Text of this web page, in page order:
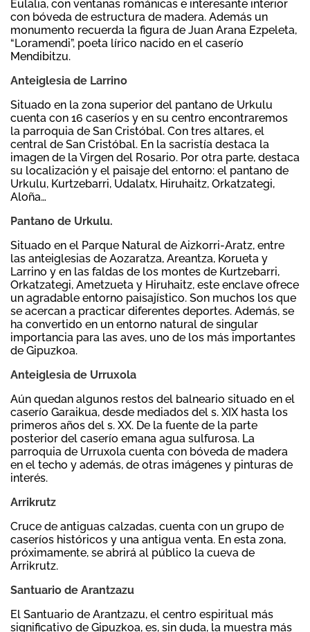
Eulalia, con ventanas románicas e interesante interior
con bóveda de estructura de madera. Además un
monumento recuerda la figura de Juan Arana Ezpeleta,
“Loramendi”, poeta lírico nacido en el caserío
Mendibitzu.
Anteiglesia de Larrino
Situado en la zona superior del pantano de Urkulu
cuenta con 16 caseríos y en su centro encontraremos
la parroquia de San Cristóbal. Con tres altares, el
central de San Cristóbal. En la sacristía destaca la
imagen de la Virgen del Rosario. Por otra parte, destaca
su localización y el paisaje del entorno: el pantano de
Urkulu, Kurtzebarri, Udalatx, Hiruhaitz, Orkatzategi,
Aloña…
Pantano de Urkulu.
Situado en el Parque Natural de Aizkorri-Aratz, entre
las anteiglesias de Aozaratza, Areantza, Korueta y
Larrino y en las faldas de los montes de Kurtzebarri,
Orkatzategi, Ametzueta y Hiruhaitz, este enclave ofrece
un agradable entorno paisajístico. Son muchos los que
se acercan a practicar diferentes deportes. Además, se
ha convertido en un entorno natural de singular
importancia para las aves, uno de los más importantes
de Gipuzkoa.
Anteiglesia de Urruxola
Aún quedan algunos restos del balneario situado en el
caserío Garaikua, desde mediados del s. XIX hasta los
primeros años del s. XX. De la fuente de la parte
posterior del caserío emana agua sulfurosa. La
parroquia de Urruxola cuenta con bóveda de madera
en el techo y además, de otras imágenes y pinturas de
interés.
Arrikrutz
Cruce de antiguas calzadas, cuenta con un grupo de
caseríos históricos y una antigua venta. En esta zona,
próximamente, se abrirá al público la cueva de
Arrikrutz.
Santuario de Arantzazu
El Santuario de Arantzazu, el centro espiritual más
significativo de Gipuzkoa, es, sin duda, la muestra más